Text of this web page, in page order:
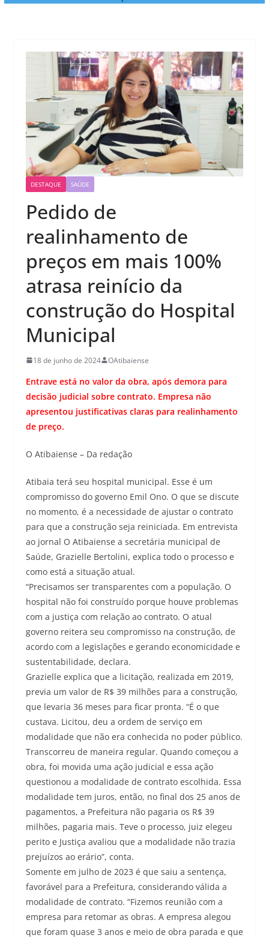
DESTAQUE SAÚDE
Pedido de
realinhamento de
preços em mais 100%
atrasa reinício da
construção do Hospital
Municipal
18 de junho de 2024 OAtibaiense
Entrave está no valor da obra, após demora para
decisão judicial sobre contrato. Empresa não
apresentou justificativas claras para realinhamento
de preço.
O Atibaiense – Da redação
Atibaia terá seu hospital municipal. Esse é um
compromisso do governo Emil Ono. O que se discute
no momento, é a necessidade de ajustar o contrato
para que a construção seja reiniciada. Em entrevista
ao jornal O Atibaiense a secretária municipal de
Saúde, Grazielle Bertolini, explica todo o processo e
como está a situação atual.
“Precisamos ser transparentes com a população. O
hospital não foi construído porque houve problemas
com a justiça com relação ao contrato. O atual
governo reitera seu compromisso na construção, de
acordo com a legislações e gerando economicidade e
sustentabilidade, declara.
Grazielle explica que a licitação, realizada em 2019,
previa um valor de R$ 39 milhões para a construção,
que levaria 36 meses para ficar pronta. “É o que
custava. Licitou, deu a ordem de serviço em
modalidade que não era conhecida no poder público.
Transcorreu de maneira regular. Quando começou a
obra, foi movida uma ação judicial e essa ação
questionou a modalidade de contrato escolhida. Essa
modalidade tem juros, então, no final dos 25 anos de
pagamentos, a Prefeitura não pagaria os R$ 39
milhões, pagaria mais. Teve o processo, juiz elegeu
perito e Justiça avaliou que a modalidade não trazia
prejuízos ao erário”, conta.
Somente em julho de 2023 é que saiu a sentença,
favorável para a Prefeitura, considerando válida a
modalidade de contrato. “Fizemos reunião com a
empresa para retomar as obras. A empresa alegou
que foram quase 3 anos e meio de obra parada e que